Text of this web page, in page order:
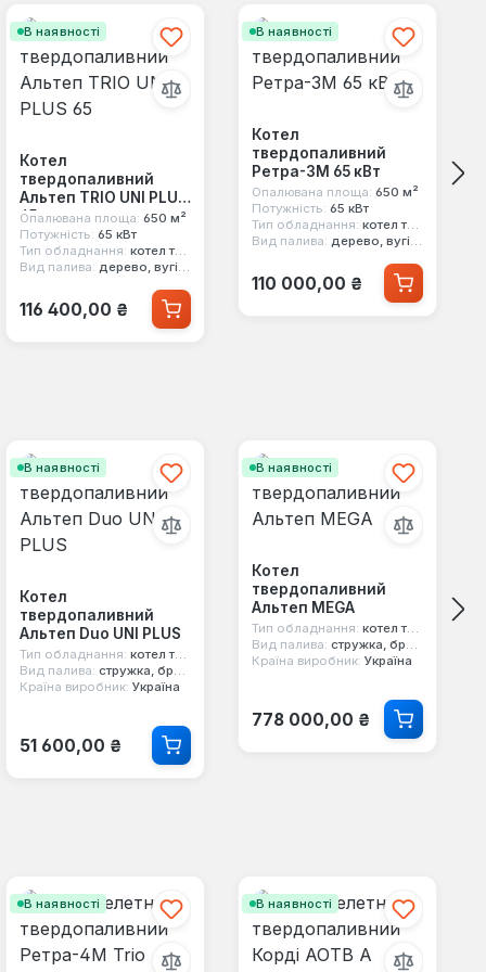
В наявності
Котел
твердопаливний
Альтеп TRIO UNI PLUS
65
Опалювана площа: 650 м²
Потужність: 65 кВт
Тип обладнання: котел твердопаливний
Вид палива: дерево, вугілля, стружка, брикети, тирса, торф
Звичайна ціна:
116 400,00 ₴
В наявності
Котел
твердопаливний
Ретра-3М 65 кВт
Опалювана площа: 650 м²
Потужність: 65 кВт
Тип обладнання: котел твердопаливний
Вид палива: дерево, вугілля
Звичайна ціна:
110 000,00 ₴
В наявності
Котел
твердопаливний
Альтеп Duo UNI PLUS
Тип обладнання: котел твердопаливний
Вид палива: стружка, брикети, дерево, торф, вугілля, тирса
Країна виробник: Україна
Звичайна ціна:
51 600,00 ₴
В наявності
Котел
твердопаливний
Альтеп MEGA
Тип обладнання: котел твердопаливний
Вид палива: стружка, брикети, дерево, торф, вугілля, тирса
Країна виробник: Україна
Звичайна ціна:
778 000,00 ₴
В наявності В наявності